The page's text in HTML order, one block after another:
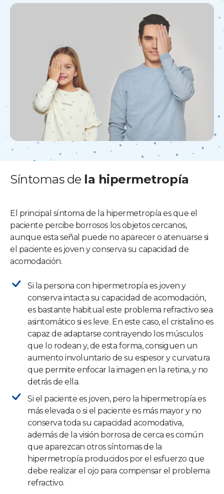
Síntomas de la hipermetropía
El principal síntoma de la hipermetropía es que el
paciente percibe borrosos los objetos cercanos,
aunque esta señal puede no aparecer o atenuarse si
el paciente es joven y conserva su capacidad de
acomodación.
Si la persona con hipermetropía es joven y
conserva intacta su capacidad de acomodación,
es bastante habitual este problema refractivo sea
asintomático si es leve. En este caso, el cristalino es
capaz de adaptarse contrayendo los músculos
que lo rodean y, de esta forma, consiguen un
aumento involuntario de su espesor y curvatura
que permite enfocar la imagen en la retina, y no
detrás de ella.
Si el paciente es joven, pero la hipermetropía es
más elevada o si el paciente es más mayor y no
conserva toda su capacidad acomodativa,
además de la visión borrosa de cerca es común
que aparezcan otros síntomas de la
hipermetropía producidos por el esfuerzo que
debe realizar el ojo para compensar el problema
refractivo.